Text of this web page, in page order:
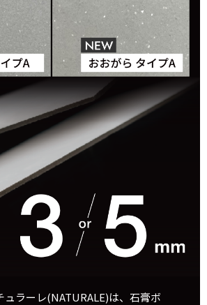
ュラーレ(NATURALE)は、石膏ボ